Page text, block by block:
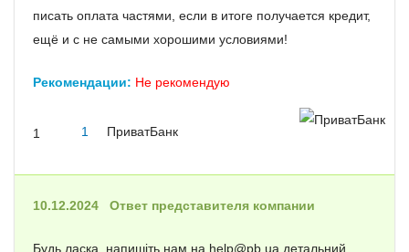
писать оплата частями, если в итоге получается кредит,
ещё и с не самыми хорошими условиями!
Рекомендации: Не рекомендую
1 1 ПриватБанк
10.12.2024 Ответ представителя компании
Будь ласка, напишіть нам на help@pb.ua детальний